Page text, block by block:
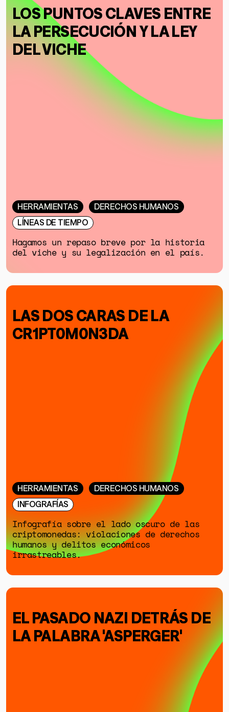
LOS PUNTOS CLAVES ENTRE
LA PERSECUCIÓN Y LA LEY
DEL VICHE
HERRAMIENTAS
DERECHOS HUMANOS
LÍNEAS DE TIEMPO
Hagamos un repaso breve por la historia
del viche y su legalización en el país.
LAS DOS CARAS DE LA
CR1PT0M0N3DA
HERRAMIENTAS
DERECHOS HUMANOS
INFOGRAFÍAS
Infografía sobre el lado oscuro de las
criptomonedas: violaciones de derechos
humanos y delitos económicos
irrastreables.
EL PASADO NAZI DETRÁS DE
LA PALABRA 'ASPERGER'